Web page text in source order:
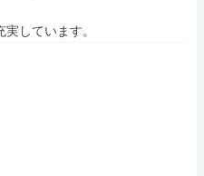
しています。